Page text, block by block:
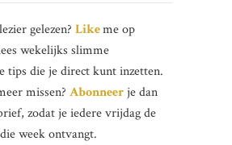
gelezen? Likeme op
wekelijks slimme
tips die je direct kunt inzetten.
missen? Abonneerje dan
zodat je iedere vrijdag de
week ontvangt.